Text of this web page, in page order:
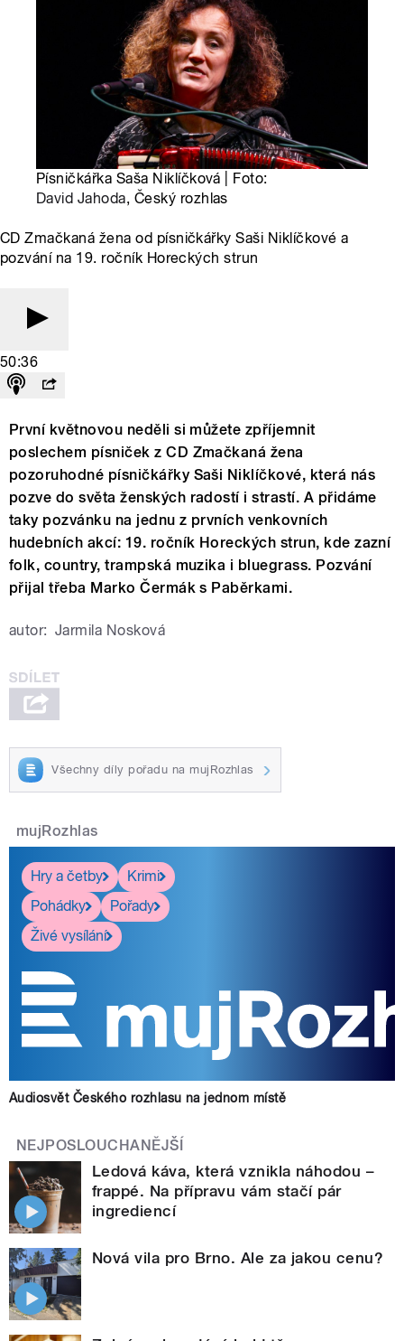
Písničkářka Saša Niklíčková | Foto:
David Jahoda, Český rozhlas
CD Zmačkaná žena od písničkářky Saši Niklíčkové a
pozvání na 19. ročník Horeckých strun
50:36
První květnovou neděli si můžete zpříjemnit
poslechem písniček z CD Zmačkaná žena
pozoruhodné písničkářky Saši Niklíčkové, která nás
pozve do světa ženských radostí i strastí. A přidáme
taky pozvánku na jednu z prvních venkovních
hudebních akcí: 19. ročník Horeckých strun, kde zazní
folk, country, trampská muzika i bluegrass. Pozvání
přijal třeba Marko Čermák s Paběrkami.
autor: Jarmila Nosková
Všechny díly pořadu na mujRozhlas
mujRozhlas
Hry a četby
Krimi
Pohádky
Pořady
Živé vysílání
Audiosvět Českého rozhlasu na jednom místě
NEJPOSLOUCHANĚJŠÍ
Ledová káva, která vznikla náhodou –
frappé. Na přípravu vám stačí pár
ingrediencí
Nová vila pro Brno. Ale za jakou cenu?